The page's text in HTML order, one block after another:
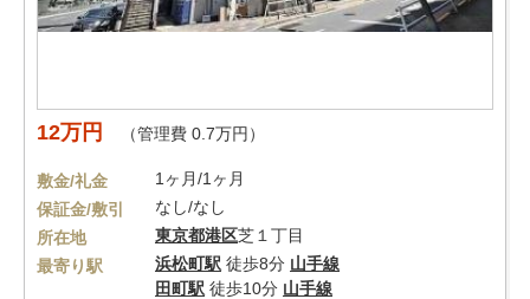
12万円 （管理費 0.7万円）
敷金/礼金
1ヶ月/1ヶ月
保証金/敷引
なし/なし
所在地
東京都港区芝１丁目
最寄り駅
浜松町駅 徒歩8分 山手線
田町駅 徒歩10分 山手線